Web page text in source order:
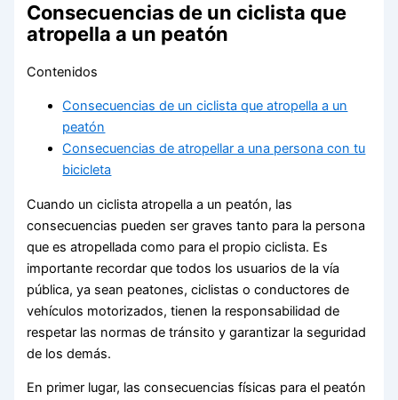
Consecuencias de un ciclista que
atropella a un peatón
Contenidos
Consecuencias de un ciclista que atropella a un
peatón
Consecuencias de atropellar a una persona con tu
bicicleta
Cuando un ciclista atropella a un peatón, las
consecuencias pueden ser graves tanto para la persona
que es atropellada como para el propio ciclista. Es
importante recordar que todos los usuarios de la vía
pública, ya sean peatones, ciclistas o conductores de
vehículos motorizados, tienen la responsabilidad de
respetar las normas de tránsito y garantizar la seguridad
de los demás.
En primer lugar, las consecuencias físicas para el peatón